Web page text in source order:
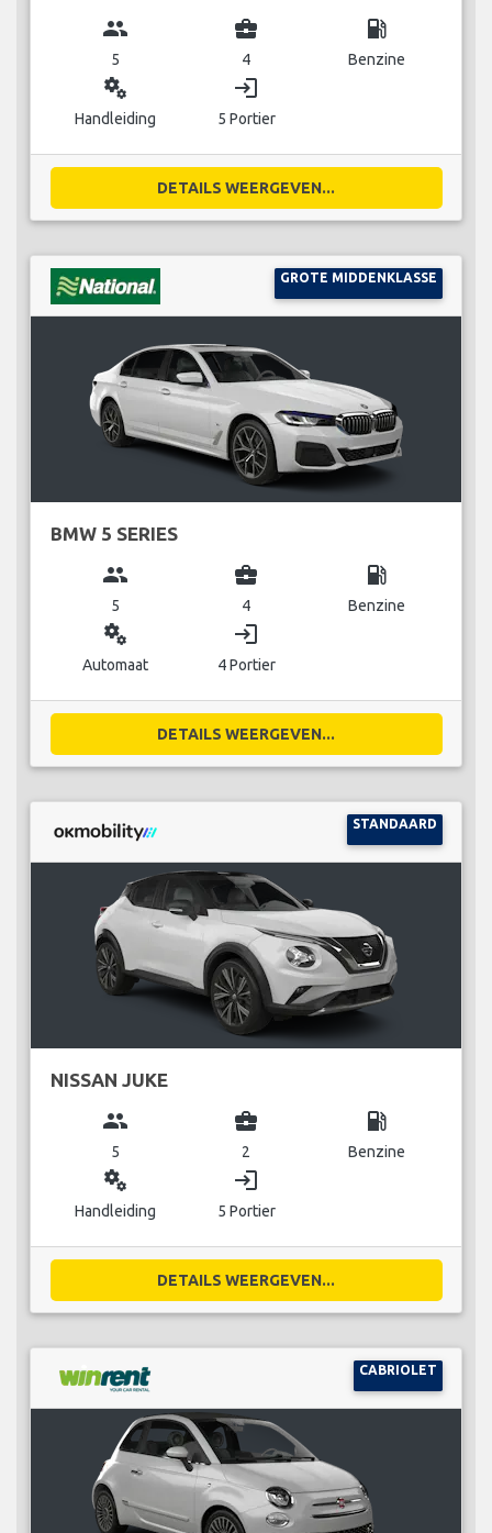
group
5
business_center
4
local_gas_station
Benzine
miscellaneous_services
Handleiding
login
5 Portier
DETAILS WEERGEVEN...
GROTE MIDDENKLASSE
BMW 5 SERIES
group
5
business_center
4
local_gas_station
Benzine
miscellaneous_services
Automaat
login
4 Portier
DETAILS WEERGEVEN...
STANDAARD
NISSAN JUKE
group
5
business_center
2
local_gas_station
Benzine
miscellaneous_services
Handleiding
login
5 Portier
DETAILS WEERGEVEN...
CABRIOLET